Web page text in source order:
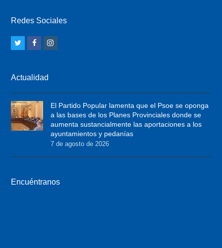
Redes Sociales
t
t
e
r
F
e
b
o
a
g
r
a
Actualidad
El Partido Popular lamenta que el Psoe se oponga
a las bases de los Planes Provinciales donde se
aumenta sustancialmente las aportaciones a los
ayuntamientos y pedanías
7 de agosto de 2026
Encuéntranos